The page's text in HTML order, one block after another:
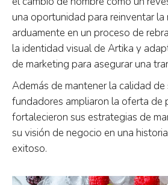
una oportunidad para reinventar la
arduamente en un proceso de
la identidad visual de Artika y
de marketing para asegurar una
Además de mantener la calidad
fundadores ampliaron la oferta de
fortalecieron sus estrategias de
su visión de negocio en una
exitoso.